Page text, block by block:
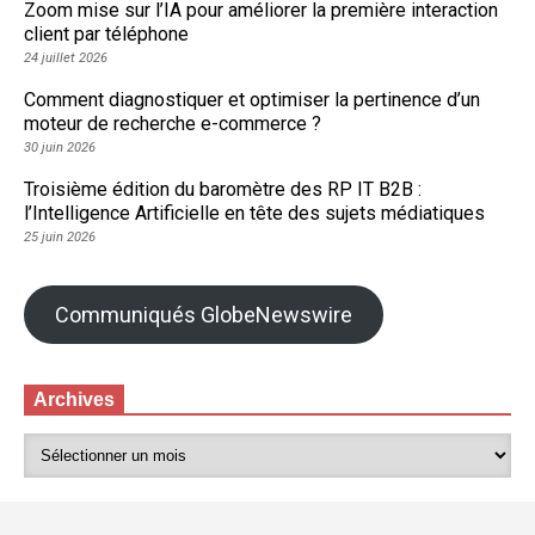
Zoom mise sur l’IA pour améliorer la première interaction
client par téléphone
24 juillet 2026
Comment diagnostiquer et optimiser la pertinence d’un
moteur de recherche e-commerce ?
30 juin 2026
Troisième édition du baromètre des RP IT B2B :
l’Intelligence Artificielle en tête des sujets médiatiques
25 juin 2026
Communiqués GlobeNewswire
Archives